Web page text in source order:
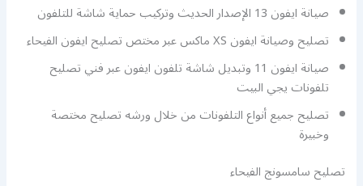
صيانة ايفون 13 الإصدار الحديث وتركيب حماية شاشة للتلفون
تصليح وصيانة ايفون XS ماكس عبر مختص تصليح ايفون الفيحاء
صيانة ايفون 11 وتبديل شاشة تلفون ايفون عبر فني تصليح
تلفونات يجي البيت
تصليح جميع أنواع التلفونات من خلال ورشه تصليح مختصة
وخبيرة
تصليح سامسونج الفيحاء